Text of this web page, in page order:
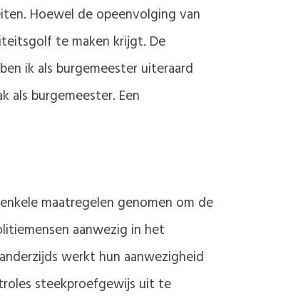
Hoewel de opeenvolging van
te maken krijgt. De
ik als burgemeester uiteraard
als burgemeester. Een
maatregelen genomen om de
aanwezig in het
werkt hun aanwezigheid
steekproefgewijs uit te